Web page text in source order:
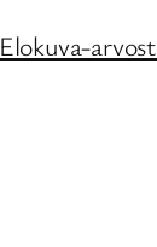
Elokuva-